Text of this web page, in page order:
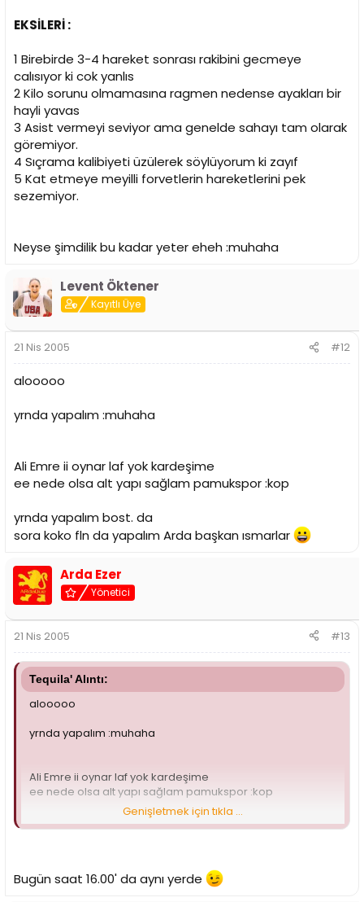
EKSİLERİ :
1 Birebirde 3-4 hareket sonrası rakibini gecmeye
calısıyor ki cok yanlıs
2 Kilo sorunu olmamasına ragmen nedense ayakları bir
hayli yavas
3 Asist vermeyi seviyor ama genelde sahayı tam olarak
göremiyor.
4 Sıçrama kalibiyeti üzülerek söylüyorum ki zayıf
5 Kat etmeye meyilli forvetlerin hareketlerini pek
sezemiyor.
Neyse şimdilik bu kadar yeter eheh :muhaha
Levent Öktener
Kayıtlı Üye
21 Nis 2005 #12
alooooo
yrnda yapalım :muhaha
Ali Emre ii oynar laf yok kardeşime
ee nede olsa alt yapı sağlam pamukspor :kop
yrnda yapalım bost. da
sora koko fln da yapalım Arda başkan ısmarlar
Arda Ezer
Yönetici
21 Nis 2005 #13
Tequila' Alıntı:
alooooo
yrnda yapalım :muhaha
Ali Emre ii oynar laf yok kardeşime
ee nede olsa alt yapı sağlam pamukspor :kop
yrnda yapalım bost. da
Genişletmek için tıkla ...
Bugün saat 16.00' da aynı yerde